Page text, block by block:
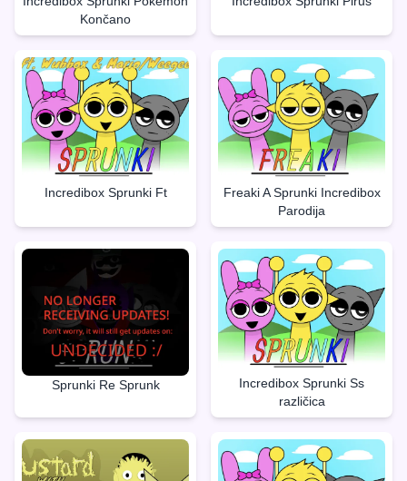
Končano
Incredibox Sprunki Ft
Freaki A Sprunki Incredibox
Parodija
Sprunki Re Sprunk
Incredibox Sprunki Ss
različica